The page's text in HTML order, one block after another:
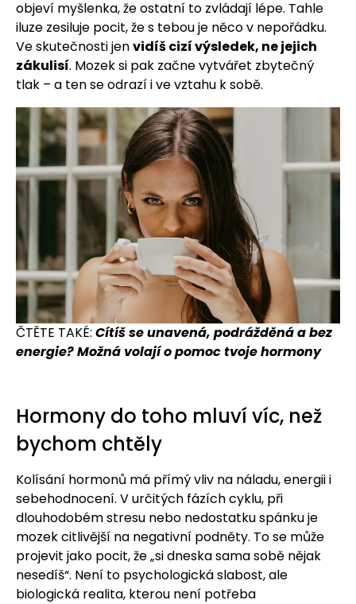
objeví myšlenka, že ostatní to zvládají lépe. Tahle
iluze zesiluje pocit, že s tebou je něco v nepořádku.
Ve skutečnosti jenvidíš cizí výsledek, ne jejich
zákulisí. Mozek si pak začne vytvářet zbytečný
tlak – a ten se odrazí i ve vztahu k sobě.
ČTĚTE TAKÉ: Cítíš se unavená, podrážděná a bez
energie? Možná volají o pomoc tvoje hormony
Hormony do toho mluví víc, než
bychom chtěly
Kolísání hormonů má přímý vliv na náladu, energii i
sebehodnocení. V určitých fázích cyklu, při
dlouhodobém stresu nebo nedostatku spánku je
mozek citlivější na negativní podněty. To se může
projevit jako pocit, že „si dneska sama sobě nějak
nesedíš“. Není to psychologická slabost, ale
biologická realita, kterou není potřeba